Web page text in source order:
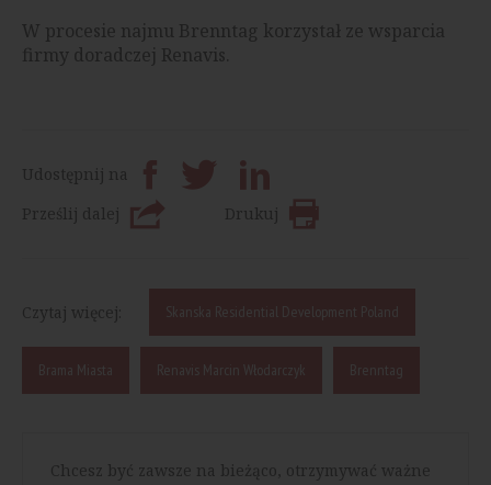
W procesie najmu Brenntag korzystał ze wsparcia
firmy doradczej Renavis.
Udostępnij na
Prześlij dalej
Drukuj
Czytaj więcej: Skanska Residential Development Poland
Brama Miasta Renavis Marcin Włodarczyk Brenntag
Chcesz być zawsze na bieżąco, otrzymywać ważne